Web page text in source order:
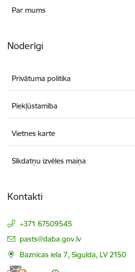
Par mums
Noderīgi
Privātuma politika
Piekļūstamība
Vietnes karte
Sīkdatņu izvēles maiņa
Kontakti
+371 67509545
E-pasts:
pasts@daba.gov.lv
Baznīcas iela 7, Sigulda, LV 2150